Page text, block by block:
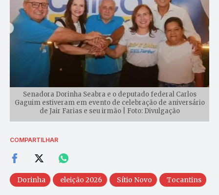
Senadora Dorinha Seabra e o deputado federal Carlos
Gaguim estiveram em evento de celebração de aniversário
de Jair Farias e seu irmão | Foto: Divulgação
COMPARTILHAR
Dorinha eleição 2026 Sítio Novo Tocantins